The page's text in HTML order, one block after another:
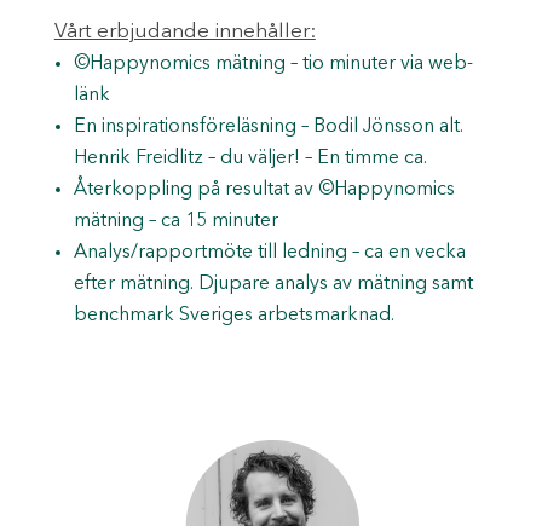
Vårt erbjudande innehåller:
©Happynomics mätning – tio minuter via web-
länk
En inspirationsföreläsning – Bodil Jönsson alt.
Henrik Freidlitz – du väljer! – En timme ca.
Återkoppling på resultat av ©Happynomics
mätning – ca 15 minuter
Analys/rapportmöte till ledning – ca en vecka
efter mätning. Djupare analys av mätning samt
benchmark Sveriges arbetsmarknad.